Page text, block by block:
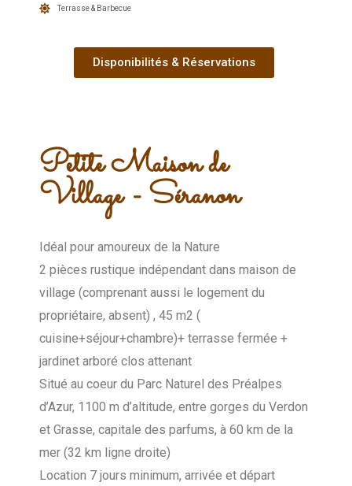
Terrasse & Barbecue
Disponibilités & Réservations
Petite Maison de
Village - Séranon
Idéal pour amoureux de la Nature
2 pièces rustique indépendant dans maison de
village (comprenant aussi le logement du
propriétaire, absent) , 45 m2 (
cuisine+séjour+chambre)+ terrasse fermée +
jardinet arboré clos attenant
Situé au coeur du Parc Naturel des Préalpes
d’Azur, 1100 m d’altitude, entre gorges du Verdon
et Grasse, capitale des parfums, à 60 km de la
mer (32 km ligne droite)
Location 7 jours minimum, arrivée et départ